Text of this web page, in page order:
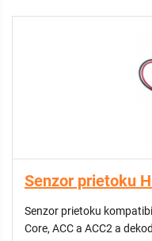
Senzor prietoku
Senzor prietoku
Core, ACC a ACC2 a